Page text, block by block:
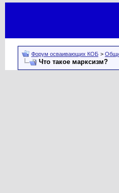
Форум осваивающих КОБ >
Что такое марксизм?